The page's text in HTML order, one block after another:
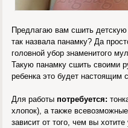
Предлагаю вам сшить детскую
так назвала панамку? Да
головной убор знаменитого
Такую панамку сшить своими
ребенка это будет настоящим
Для работыпотребуется:
хлопок), а также
зависит от того, чем вы